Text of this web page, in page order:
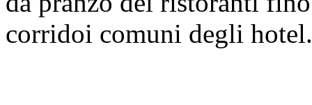
corridoi comuni degli hotel.